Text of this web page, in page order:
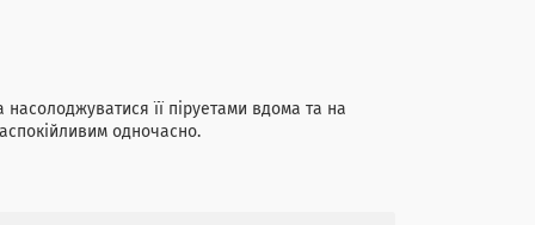
її піруетами вдома та на
одночасно.